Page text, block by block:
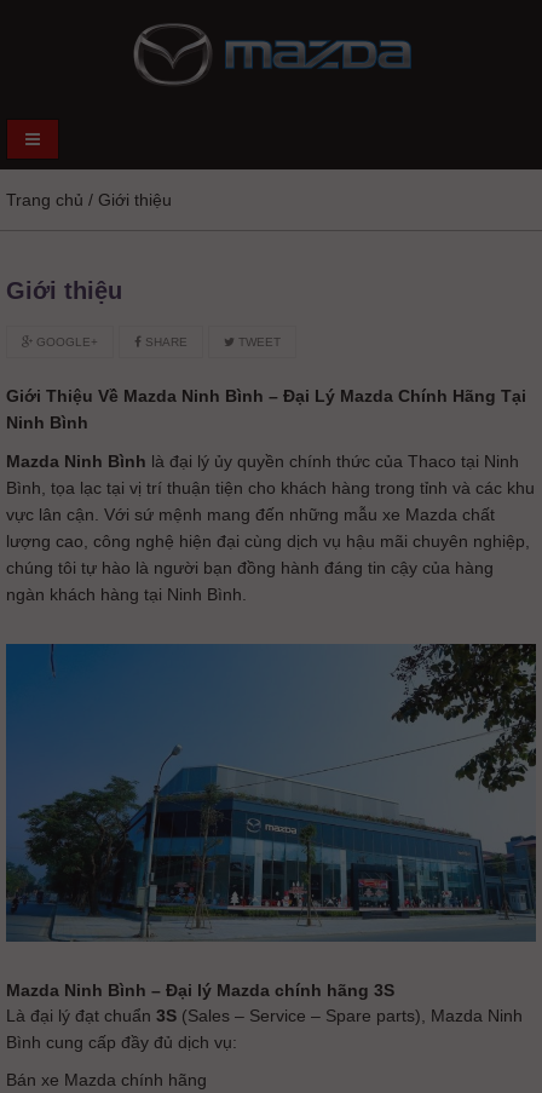
Trang chủ / Giới thiệu
Giới thiệu
GOOGLE+ SHARE TWEET
Giới Thiệu Về Mazda Ninh Bình – Đại Lý Mazda Chính Hãng Tại
Ninh Bình
Mazda Ninh Bình là đại lý ủy quyền chính thức của Thaco tại Ninh
Bình, tọa lạc tại vị trí thuận tiện cho khách hàng trong tỉnh và các khu
vực lân cận. Với sứ mệnh mang đến những mẫu xe Mazda chất
lượng cao, công nghệ hiện đại cùng dịch vụ hậu mãi chuyên nghiệp,
chúng tôi tự hào là người bạn đồng hành đáng tin cậy của hàng
ngàn khách hàng tại Ninh Bình.
Mazda Ninh Bình – Đại lý Mazda chính hãng 3S
Là đại lý đạt chuẩn 3S (Sales – Service – Spare parts), Mazda Ninh
Bình cung cấp đầy đủ dịch vụ:
Bán xe Mazda chính hãng